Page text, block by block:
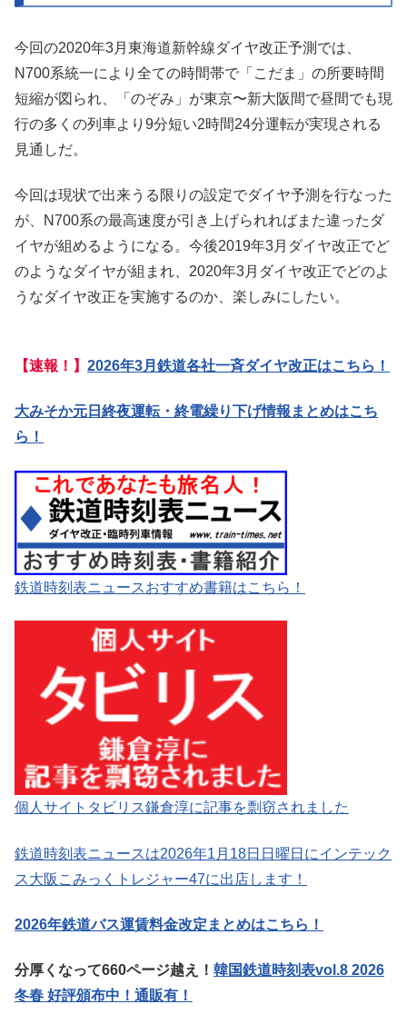
今回の2020年3月東海道新幹線ダイヤ改正予測では、
N700系統一により全ての時間帯で「こだま」の所要時間
短縮が図られ、「のぞみ」が東京〜新大阪間で昼間でも現
行の多くの列車より9分短い2時間24分運転が実現される
見通しだ。
今回は現状で出来うる限りの設定でダイヤ予測を行なった
が、N700系の最高速度が引き上げられればまた違ったダ
イヤが組めるようになる。今後2019年3月ダイヤ改正でど
のようなダイヤが組まれ、2020年3月ダイヤ改正でどのよ
うなダイヤ改正を実施するのか、楽しみにしたい。
【速報！】 2026年3月鉄道各社一斉ダイヤ改正はこちら！
大みそか元日終夜運転・終電繰り下げ情報まとめはこち
ら！
鉄道時刻表ニュースおすすめ書籍はこちら！
個人サイトタビリス鎌倉淳に記事を剽窃されました
鉄道時刻表ニュースは2026年1月18日日曜日にインテック
ス大阪こみっくトレジャー47に出店します！
2026年鉄道バス運賃料金改定まとめはこちら！
分厚くなって660ページ越え！ 韓国鉄道時刻表vol.8 2026
冬春 好評頒布中！通販有！